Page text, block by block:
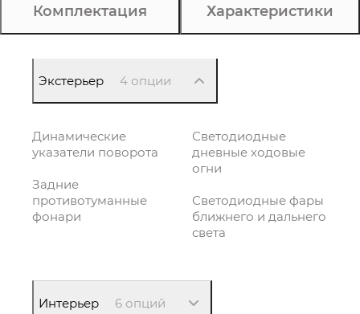
Комплектация Характеристики
Экстерьер 4 опции
Динамические
указатели поворота
Задние
противотуманные
фонари
Светодиодные
дневные ходовые
огни
Светодиодные фары
ближнего и дальнего
света
Интерьер 6 опций